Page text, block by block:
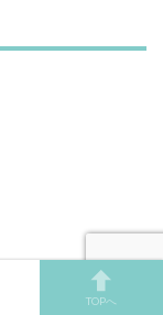
TOPへ